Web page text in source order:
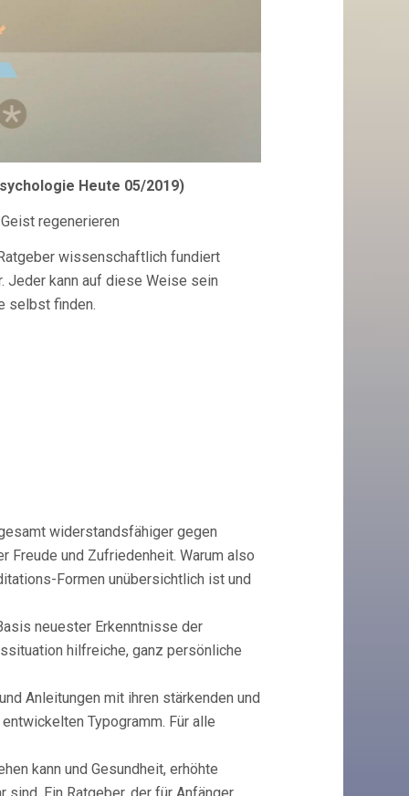
Heute 05/2019)
regenerieren
wissenschaftlich fundiert
Jeder kann auf diese Weise sein
selbst finden.
widerstandsfähiger gegen
Freude und Zufriedenheit. Warum also
Formen unübersichtlich ist und
neuester Erkenntnisse der
hilfreiche, ganz persönliche
Anleitungen mit ihren stärkenden und
Typogramm. Für alle
kann und Gesundheit, erhöhte